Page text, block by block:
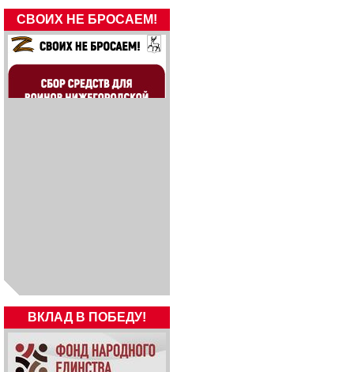
СВОИХ НЕ БРОСАЕМ!
ВКЛАД В ПОБЕДУ!